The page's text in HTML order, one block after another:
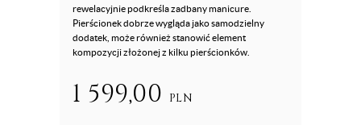
rewelacyjnie podkreśla zadbany manicure.
Pierścionek dobrze wygląda jako samodzielny
dodatek, może również stanowić element
kompozycji złożonej z kilku pierścionków.
1 599,00 PLN